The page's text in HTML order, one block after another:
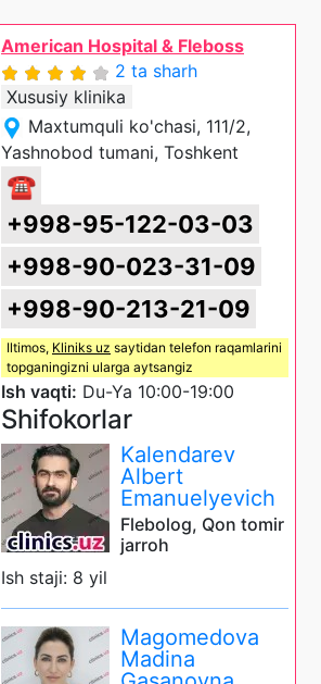
American Hospital & Fleboss
2 ta sharh
Xususiy klinika
Maxtumquli ko'chasi, 111/2,
Yashnobod tumani, Toshkent
☎
+998-95-122-03-03
+998-90-023-31-09
+998-90-213-21-09
Iltimos, Kliniks uz saytidan telefon raqamlarini
topganingizni ularga aytsangiz
Ish vaqti: Du-Ya 10:00-19:00
Shifokorlar
Kalendarev
Albert
Emanuelyevich
Flebolog, Qon tomir
jarroh
Ish staji: 8 yil
Magomedova
Madina